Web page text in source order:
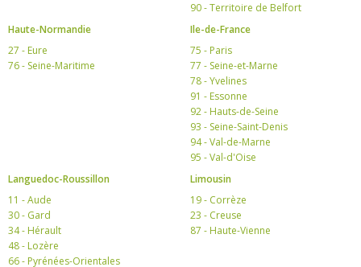
90 - Territoire de Belfort
Haute-Normandie
27 - Eure
76 - Seine-Maritime
Ile-de-France
75 - Paris
77 - Seine-et-Marne
78 - Yvelines
91 - Essonne
92 - Hauts-de-Seine
93 - Seine-Saint-Denis
94 - Val-de-Marne
95 - Val-d'Oise
Languedoc-Roussillon
11 - Aude
30 - Gard
34 - Hérault
48 - Lozère
66 - Pyrénées-Orientales
Limousin
19 - Corrèze
23 - Creuse
87 - Haute-Vienne